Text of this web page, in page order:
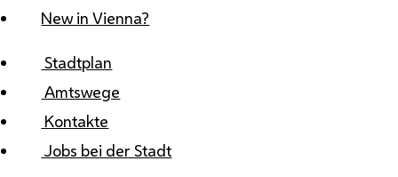
New in Vienna?
Stadtplan
Amtswege
Kontakte
Jobs bei der Stadt